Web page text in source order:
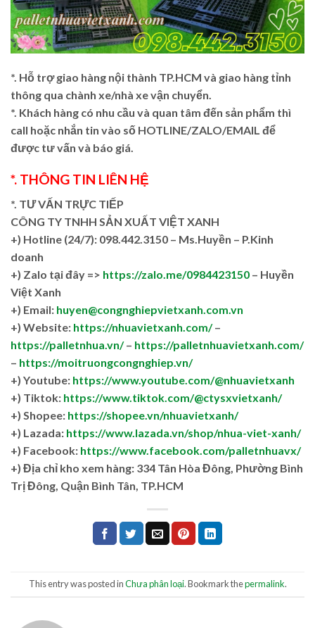
*. Hỗ trợ giao hàng nội thành TP.HCM và giao hàng tỉnh
thông qua chành xe/nhà xe vận chuyển.
*. Khách hàng có nhu cầu và quan tâm đến sản phẩm thì
call hoặc nhắn tin vào số HOTLINE/ZALO/EMAIL để
được tư vấn và báo giá.
*. THÔNG TIN LIÊN HỆ
*. TƯ VẤN TRỰC TIẾP
CÔNG TY TNHH SẢN XUẤT VIỆT XANH
+) Hotline (24/7): 098.442.3150 – Ms.Huyền – P.Kinh
doanh
+) Zalo tại đây => https://zalo.me/0984423150 – Huyền
Việt Xanh
+) Email: huyen@congnghiepvietxanh.com.vn
+) Website: https://nhuavietxanh.com/–
https://palletnhua.vn/– https://palletnhuavietxanh.com/
– https://moitruongcongnghiep.vn/
+) Youtube: https://www.youtube.com/@nhuavietxanh
+) Tiktok: https://www.tiktok.com/@ctysxvietxanh/
+) Shopee: https://shopee.vn/nhuavietxanh/
+) Lazada: https://www.lazada.vn/shop/nhua-viet-xanh/
+) Facebook: https://www.facebook.com/palletnhuavx/
+) Địa chỉ kho xem hàng: 334 Tân Hòa Đông, Phường Bình
Trị Đông, Quận Bình Tân, TP.HCM
This entry was posted inChưa phân loại. Bookmark thepermalink.